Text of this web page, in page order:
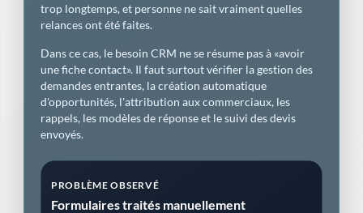
trop longtemps, et personne ne sait vraiment quelles
relances ont été faites.
Dans ce cas, le besoin CRM ne se résume pas à «avoir
une fiche contact». Il faut surtout vérifier la gestion des
demandes entrantes, la création automatique
d'opportunités, l'attribution aux commerciaux, les
rappels, les modèles de réponse et le suivi des devis
envoyés.
Formulaires traités manuellement